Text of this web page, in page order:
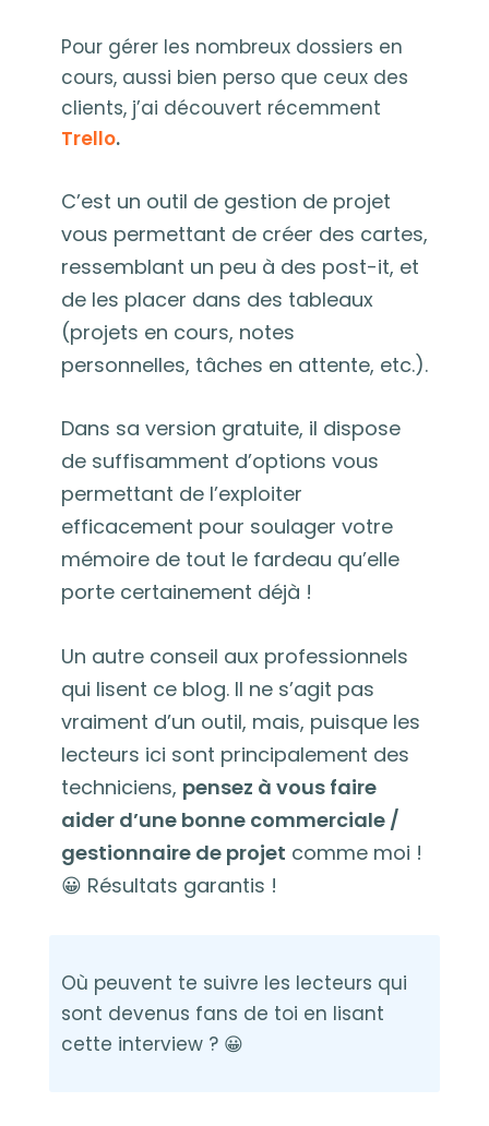
Pour gérer les nombreux dossiers en
cours, aussi bien perso que ceux des
clients, j’ai découvert récemment
Trello.
C’est un outil de gestion de projet
vous permettant de créer des cartes,
ressemblant un peu à des post-it, et
de les placer dans des tableaux
(projets en cours, notes
personnelles, tâches en attente, etc.).
Dans sa version gratuite, il dispose
de suffisamment d’options vous
permettant de l’exploiter
efficacement pour soulager votre
mémoire de tout le fardeau qu’elle
porte certainement déjà !
Un autre conseil aux professionnels
qui lisent ce blog. Il ne s’agit pas
vraiment d’un outil, mais, puisque les
lecteurs ici sont principalement des
techniciens, pensez à vous faire
aider d’une bonne commerciale /
gestionnaire de projet comme moi !
😀 Résultats garantis !
Où peuvent te suivre les lecteurs qui
sont devenus fans de toi en lisant
cette interview ? 😀